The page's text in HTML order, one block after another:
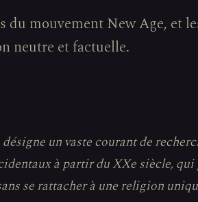
du mouvement New Age, et
neutre et factuelle.
un vaste courant de
à partir du XXe siècle, qui
se rattacher à une religion